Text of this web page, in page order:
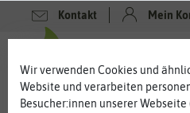
Kontakt Mein
Wir verwenden Cookies und
Website und verarbeiten
Besucher:innen unserer Webseite